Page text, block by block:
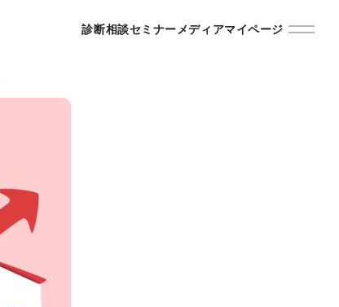
診断相談セミナーメディアマイページ